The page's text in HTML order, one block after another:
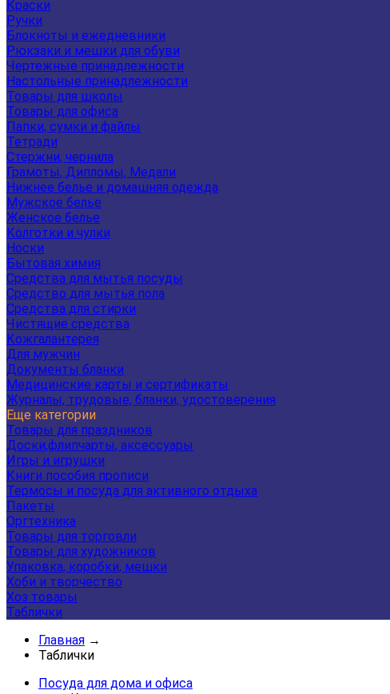
Краски
Ручки
Блокноты и ежедневники
Рюкзаки и мешки для обуви
Чертежные принадлежности
Настольные принадлежности
Товары для школы
Товары для офиса
Папки, сумки и файлы
Тетради
Стержни, чернила
Грамоты, Дипломы, Медали
Нижнее белье и домашняя одежда
Мужское белье
Женское белье
Колготки и чулки
Носки
Бытовая химия
Средства для мытья посуды
Средство для мытья пола
Средства для стирки
Чистящие средства
Кожгалантерея
Для мужчин
Документы бланки
Медицинские карты и сертификаты
Журналы, трудовые, бланки, удостоверения
Еще категории
Товары для праздников
Доски,флипчарты, аксессуары
Игры и игрушки
Книги пособия прописи
Термосы и посуда для активного отдыха
Пакеты
Оргтехника
Товары для торговли
Товары для художников
Упаковка, коробки, мешки
Хоби и творчество
Хоз товары
Таблички
Главная →
Таблички
Посуда для дома и офиса